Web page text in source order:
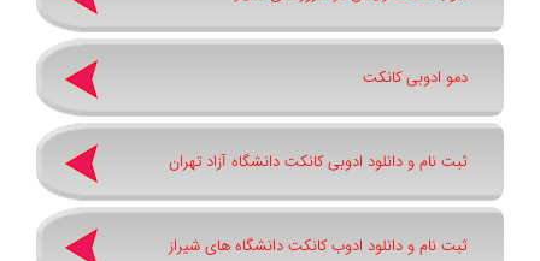
دمو ادوبی کانکت
ثبت نام و دانلود ادوبی کانکت دانشگاه آزاد تهران
ثبت نام و دانلود ادوب کانکت دانشگاه های شیراز